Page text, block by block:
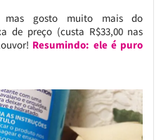
mas gosto muito mais do
de preço (custa R$33,00 nas
Resumindo: ele é puro